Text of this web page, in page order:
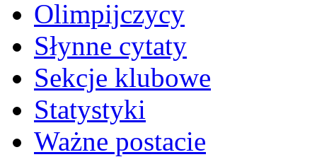
Olimpijczycy
Słynne cytaty
Sekcje klubowe
Statystyki
Ważne postacie